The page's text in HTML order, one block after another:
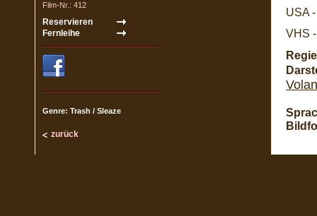
Film-Nr.: 412
Genre: Trash / Sleaze
zurück
USA
VHS